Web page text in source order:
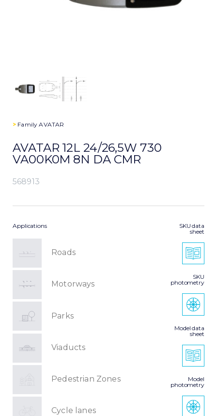
> FamilyAVATAR
AVATAR 12L 24/26,5W 730
VA00K0M 8N DA CMR
568913
Applications
Roads
Motorways
Parks
Viaducts
Pedestrian Zones
Cycle lanes
SKU data
sheet
SKU
photometry
Model data
sheet
Model
photometry